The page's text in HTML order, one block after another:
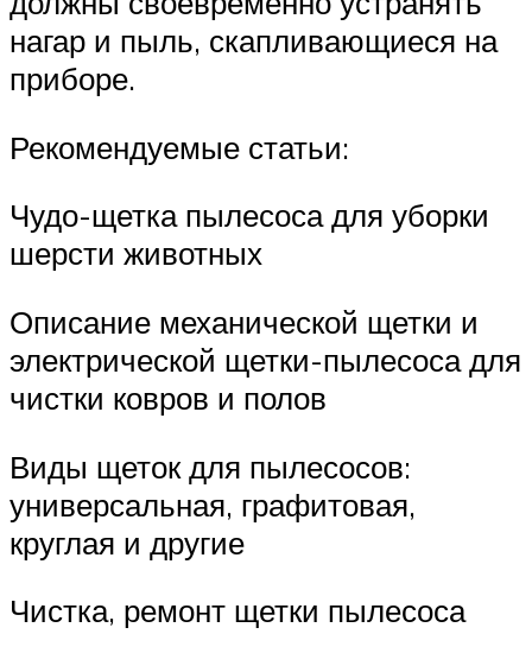
нагар и пыль, скапливающиеся на
приборе.
Рекомендуемые статьи:
Чудо-щетка пылесоса для уборки
шерсти животных
Описание механической щетки и
электрической щетки-пылесоса для
чистки ковров и полов
Виды щеток для пылесосов:
универсальная, графитовая,
круглая и другие
Чистка, ремонт щетки пылесоса